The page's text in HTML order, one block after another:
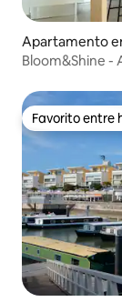
Apartamento
Bloom&Shine -
Favorito entre
Favorito entre